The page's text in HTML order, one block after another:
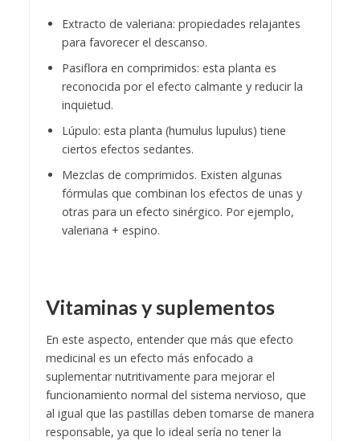
Extracto de valeriana: propiedades relajantes
para favorecer el descanso.
Pasiflora en comprimidos: esta planta es
reconocida por el efecto calmante y reducir la
inquietud.
Lúpulo: esta planta (humulus lupulus) tiene
ciertos efectos sedantes.
Mezclas de comprimidos. Existen algunas
fórmulas que combinan los efectos de unas y
otras para un efecto sinérgico. Por ejemplo,
valeriana + espino.
Vitaminas y suplementos
En este aspecto, entender que más que efecto
medicinal es un efecto más enfocado a
suplementar nutritivamente para mejorar el
funcionamiento normal del sistema nervioso, que
al igual que las pastillas deben tomarse de manera
responsable, ya que lo ideal sería no tener la